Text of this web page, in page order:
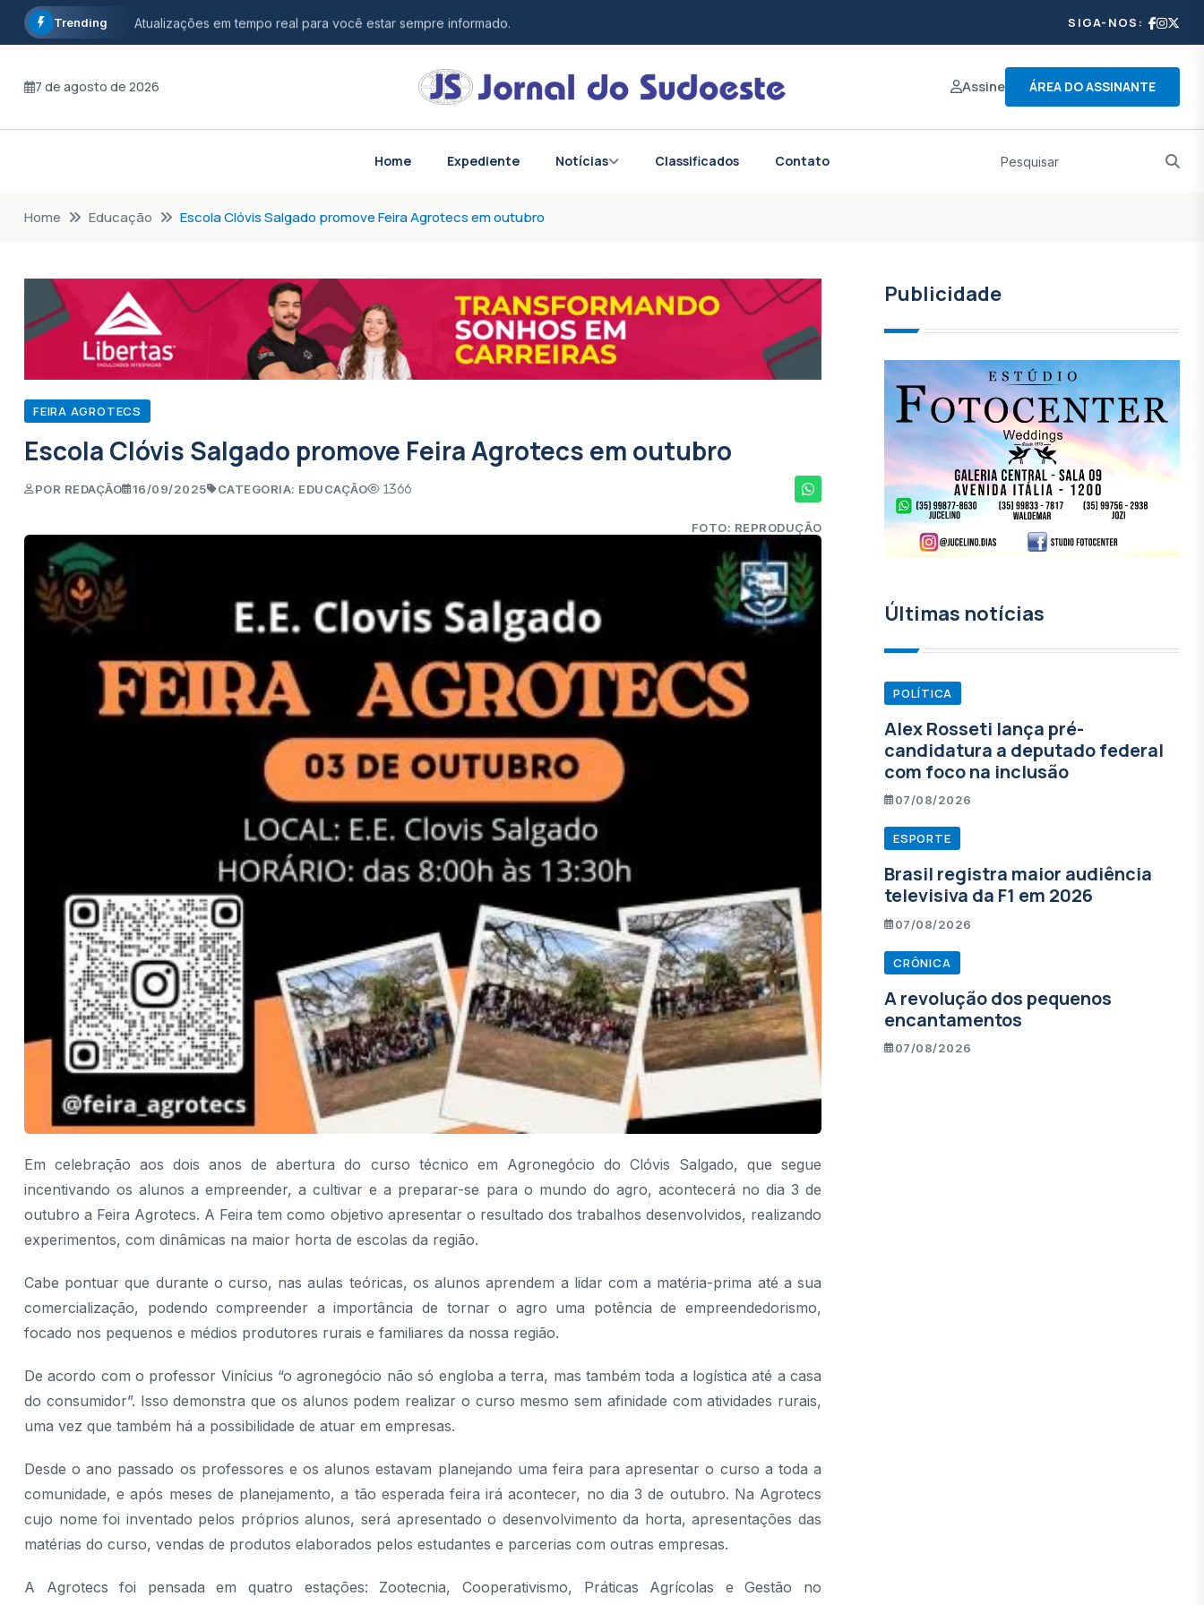
Trending Atualizações em tempo real para você estar sempre informado.
Fique por dentro dos principais acontecimentos do Brasil e do mundo.
SIGA-NOS:
7 de agosto de 2026 Assine ÁREA DO ASSINANTE
Home Expediente Notícias Classificados Contato
Home Educação Escola Clóvis Salgado promove Feira Agrotecs em outubro
FEIRA AGROTECS
Escola Clóvis Salgado promove Feira Agrotecs em outubro
POR REDAÇÃO 16/09/2025 CATEGORIA: EDUCAÇÃO 1366
FOTO: REPRODUÇÃO
Em celebração aos dois anos de abertura do curso técnico em Agronegócio do Clóvis Salgado, que segue
incentivando os alunos a empreender, a cultivar e a preparar-se para o mundo do agro, acontecerá no dia 3 de
outubro a Feira Agrotecs. A Feira tem como objetivo apresentar o resultado dos trabalhos desenvolvidos, realizando
experimentos, com dinâmicas na maior horta de escolas da região.
Cabe pontuar que durante o curso, nas aulas teóricas, os alunos aprendem a lidar com a matéria-prima até a sua
comercialização, podendo compreender a importância de tornar o agro uma potência de empreendedorismo,
focado nos pequenos e médios produtores rurais e familiares da nossa região.
De acordo com o professor Vinícius “o agronegócio não só engloba a terra, mas também toda a logística até a casa
do consumidor”. Isso demonstra que os alunos podem realizar o curso mesmo sem afinidade com atividades rurais,
uma vez que também há a possibilidade de atuar em empresas.
Desde o ano passado os professores e os alunos estavam planejando uma feira para apresentar o curso a toda a
comunidade, e após meses de planejamento, a tão esperada feira irá acontecer, no dia 3 de outubro. Na Agrotecs
cujo nome foi inventado pelos próprios alunos, será apresentado o desenvolvimento da horta, apresentações das
matérias do curso, vendas de produtos elaborados pelos estudantes e parcerias com outras empresas.
A Agrotecs foi pensada em quatro estações: Zootecnia, Cooperativismo, Práticas Agrícolas e Gestão no
Publicidade
Últimas notícias
POLÍTICA
Alex Rosseti lança pré-
candidatura a deputado federal
com foco na inclusão
07/08/2026
ESPORTE
Brasil registra maior audiência
televisiva da F1 em 2026
07/08/2026
CRÔNICA
A revolução dos pequenos
encantamentos
07/08/2026